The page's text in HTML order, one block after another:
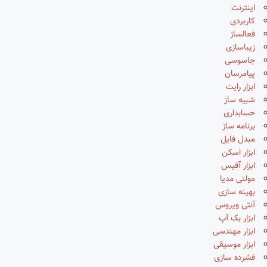
اینترنت
کاربردی
فعالساز
زیباسازی
جاسوسی
پیامرسان
ابزار رایت
شبیه ساز
حسابداری
برنامه ساز
مبدل فایل
ابزار اسکن
ابزار آفیس
مولتی مدیا
بهینه سازی
آنتی ویروس
ابزار بک آپ
ابزار مهندسی
ابزار موسیقی
فشرده سازی